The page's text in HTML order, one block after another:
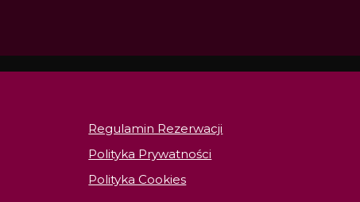
Regulamin Rezerwacji
Polityka Prywatności
Polityka Cookies